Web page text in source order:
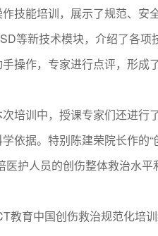
能培训，展示了规范、安
等新技术模块，介绍了各项
操作，专家进行点评，形成
训中，授课专家们还进行
依据。特别陈建荣院长作的“
护人员的创伤整体救治水平
育中国创伤救治规范化培